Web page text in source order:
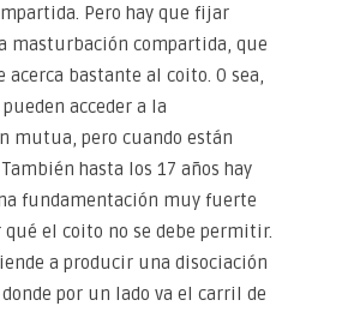
Pero hay que fijar
masturbación compartida, que
bastante al coito. O sea,
acceder a la
mutua, pero cuando están
hasta los 17 años hay
fundamentación muy fuerte
qué el coito no se debe permitir.
a producir una disociación
por un lado va el carril de